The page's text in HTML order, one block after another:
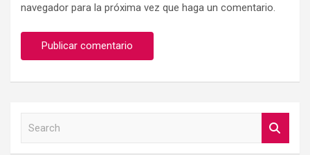
navegador para la próxima vez que haga un comentario.